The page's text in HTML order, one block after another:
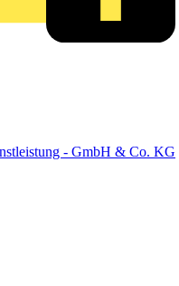
- GmbH & Co. KG